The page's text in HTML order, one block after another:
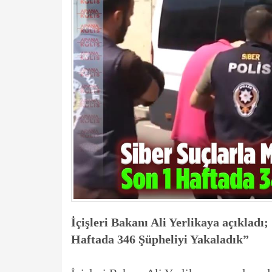
İçişleri Bakanı Ali Yerlikaya
Haftada 346 Şüpheliyi Yakaladık”